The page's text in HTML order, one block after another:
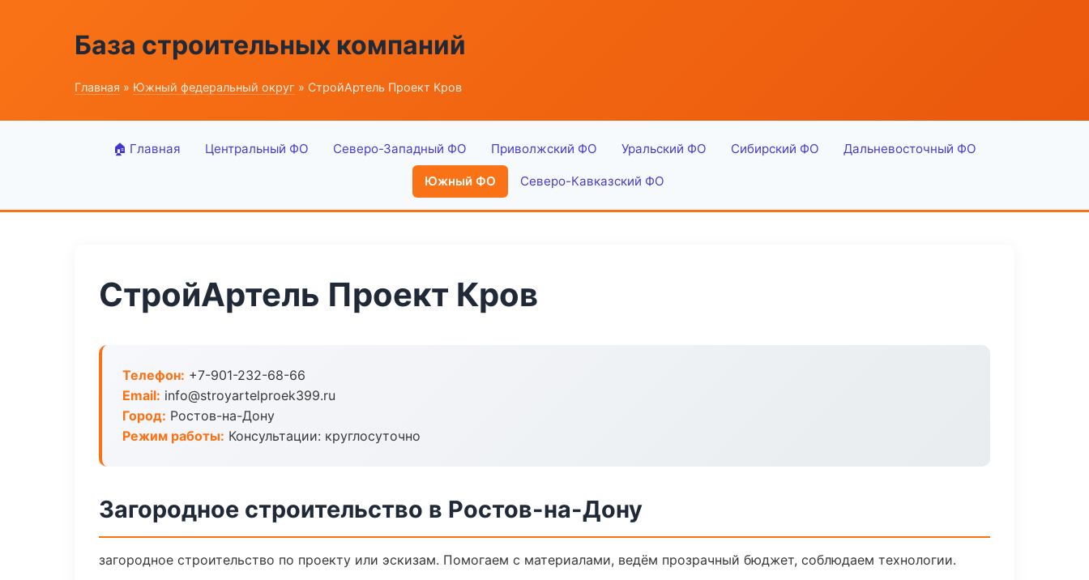
База строительных компаний
Главная » Южный федеральный округ » СтройАртель Проект Кров
🏠 Главная Центральный ФО Северо-Западный ФО Приволжский ФО Уральский ФО Сибирский ФО Дальневосточный ФО
Южный ФО Северо-Кавказский ФО
СтройАртель Проект Кров
Телефон: +7-901-232-68-66
Email: info@stroyartelproek399.ru
Город: Ростов-на-Дону
Режим работы: Консультации: круглосуточно
Загородное строительство в Ростов-на-Дону
загородное строительство по проекту или эскизам. Помогаем с материалами, ведём прозрачный бюджет, соблюдаем технологии.